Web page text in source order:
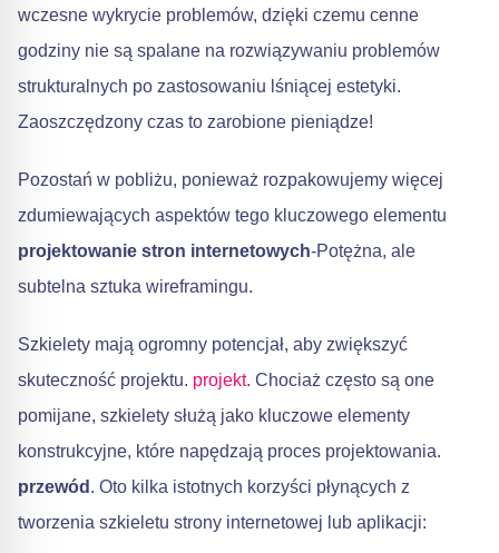
wczesne wykrycie problemów, dzięki czemu cenne
godziny nie są spalane na rozwiązywaniu problemów
strukturalnych po zastosowaniu lśniącej estetyki.
Zaoszczędzony czas to zarobione pieniądze!
Pozostań w pobliżu, ponieważ rozpakowujemy więcej
zdumiewających aspektów tego kluczowego elementu
projektowanie stron internetowych-Potężna, ale
subtelna sztuka wireframingu.
Szkielety mają ogromny potencjał, aby zwiększyć
skuteczność projektu. projekt. Chociaż często są one
pomijane, szkielety służą jako kluczowe elementy
konstrukcyjne, które napędzają proces projektowania.
przewód . Oto kilka istotnych korzyści płynących z
tworzenia szkieletu strony internetowej lub aplikacji: